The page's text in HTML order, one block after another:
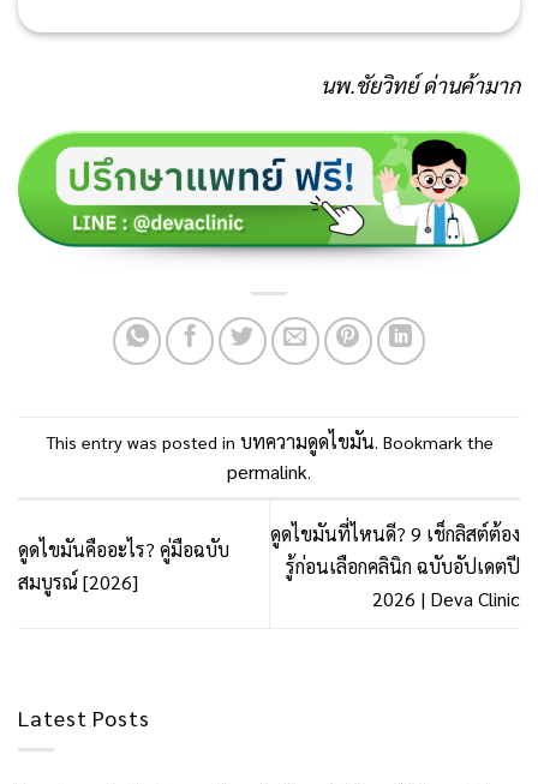
นพ.ชัยวิทย์ ด่านค้ามาก
This entry was posted in บทความดูดไขมัน. Bookmark the
permalink.
ดูดไขมันคืออะไร? คู่มือฉบับ
สมบูรณ์ [2026]
ดูดไขมันที่ไหนดี? 9 เช็กลิสต์ต้อง
รู้ก่อนเลือกคลินิก ฉบับอัปเดตปี
2026 | Deva Clinic
Latest Posts